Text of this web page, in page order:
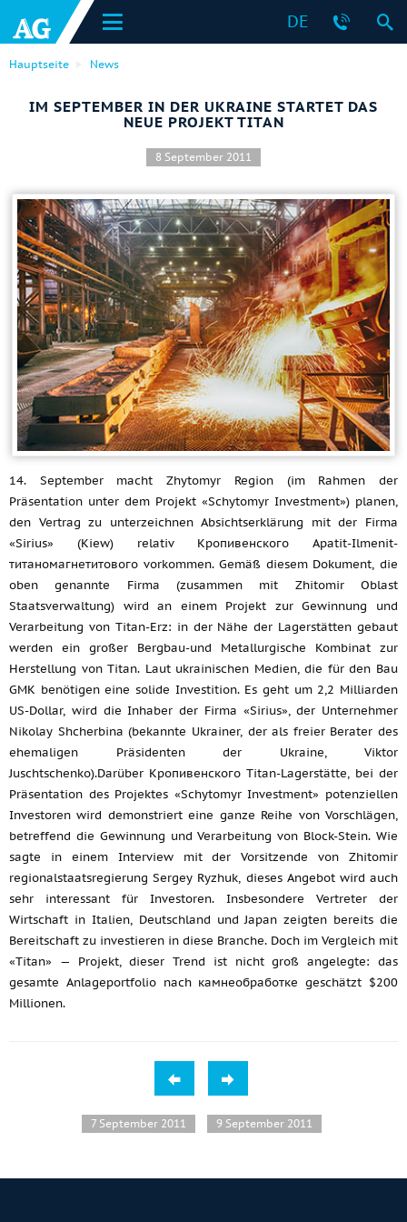
DE
Hauptseite News
IM SEPTEMBER IN DER UKRAINE STARTET DAS
NEUE PROJEKT TITAN
8 September 2011
14. September macht Zhytomyr Region (im Rahmen der
Präsentation unter dem Projekt «Schytomyr Investment») planen,
den Vertrag zu unterzeichnen Absichtserklärung mit der Firma
«Sirius» (Kiew) relativ Кропивенского Apatit-Ilmenit-
титаномагнетитового vorkommen. Gemäß diesem Dokument, die
oben genannte Firma (zusammen mit Zhitomir Oblast
Staatsverwaltung) wird an einem Projekt zur Gewinnung und
Verarbeitung von Titan-Erz: in der Nähe der Lagerstätten gebaut
werden ein großer Bergbau-und Metallurgische Kombinat zur
Herstellung von Titan. Laut ukrainischen Medien, die für den Bau
GMK benötigen eine solide Investition. Es geht um 2,2 Milliarden
US-Dollar, wird die Inhaber der Firma «Sirius», der Unternehmer
Nikolay Shcherbina (bekannte Ukrainer, der als freier Berater des
ehemaligen Präsidenten der Ukraine, Viktor
Juschtschenko).Darüber Кропивенского Titan-Lagerstätte, bei der
Präsentation des Projektes «Schytomyr Investment» potenziellen
Investoren wird demonstriert eine ganze Reihe von Vorschlägen,
betreffend die Gewinnung und Verarbeitung von Block-Stein. Wie
sagte in einem Interview mit der Vorsitzende von Zhitomir
regionalstaatsregierung Sergey Ryzhuk, dieses Angebot wird auch
sehr interessant für Investoren. Insbesondere Vertreter der
Wirtschaft in Italien, Deutschland und Japan zeigten bereits die
Bereitschaft zu investieren in diese Branche. Doch im Vergleich mit
«Titan» — Projekt, dieser Trend ist nicht groß angelegte: das
gesamte Anlageportfolio nach камнеобработке geschätzt $200
Millionen.
7 September 2011 9 September 2011